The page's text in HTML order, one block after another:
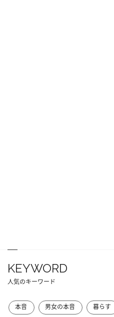
KEYWORD
人気のキーワード
本音 男女の本音 暮らす